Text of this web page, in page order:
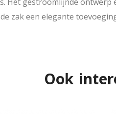
zak een elegante
Ook